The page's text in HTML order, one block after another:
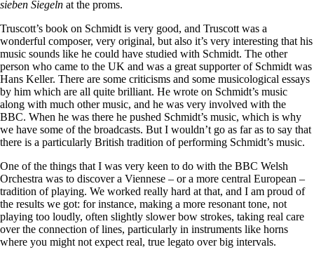
sieben Siegeln at the proms.
Truscott’s book on Schmidt is very good, and Truscott was a
wonderful composer, very original, but also it’s very interesting that his
music sounds like he could have studied with Schmidt. The other
person who came to the UK and was a great supporter of Schmidt was
Hans Keller. There are some criticisms and some musicological essays
by him which are all quite brilliant. He wrote on Schmidt’s music
along with much other music, and he was very involved with the
BBC. When he was there he pushed Schmidt’s music, which is why
we have some of the broadcasts. But I wouldn’t go as far as to say that
there is a particularly British tradition of performing Schmidt’s music.
One of the things that I was very keen to do with the BBC Welsh
Orchestra was to discover a Viennese – or a more central European –
tradition of playing. We worked really hard at that, and I am proud of
the results we got: for instance, making a more resonant tone, not
playing too loudly, often slightly slower bow strokes, taking real care
over the connection of lines, particularly in instruments like horns
where you might not expect real, true legato over big intervals.